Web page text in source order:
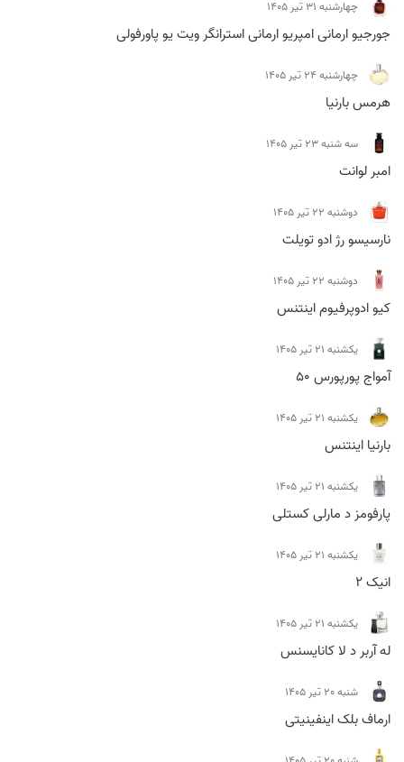
چهارشنبه 31 تیر 1405
جورجیو ارمانی امپریو ارمانی استرانگر ویت یو پاورفولی
چهارشنبه 24 تیر 1405
هرمس بارنیا
سه شنبه 23 تیر 1405
امبر لوانت
دوشنبه 22 تیر 1405
نارسیسو رژ ادو تویلت
دوشنبه 22 تیر 1405
کیو ادوپرفیوم اینتنس
يكشنبه 21 تیر 1405
آمواج پورپورس 50
يكشنبه 21 تیر 1405
بارنیا اینتنس
يكشنبه 21 تیر 1405
پارفومز د مارلی کستلی
يكشنبه 21 تیر 1405
انیک 2
يكشنبه 21 تیر 1405
له آربر د لا کانایسنس
شنبه 20 تیر 1405
ارماف بلک اینفینیتی